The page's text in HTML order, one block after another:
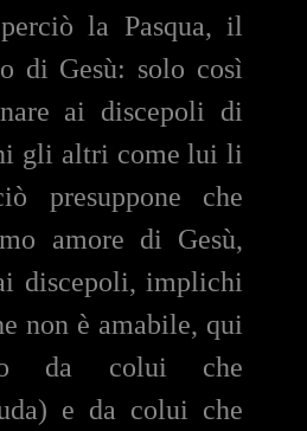
la Pasqua, il
di Gesù: solo così
ai discepoli di
gli altri come lui li
presuppone che
amore di Gesù,
discepoli, implichi
non è amabile, qui
da colui che
e da colui che